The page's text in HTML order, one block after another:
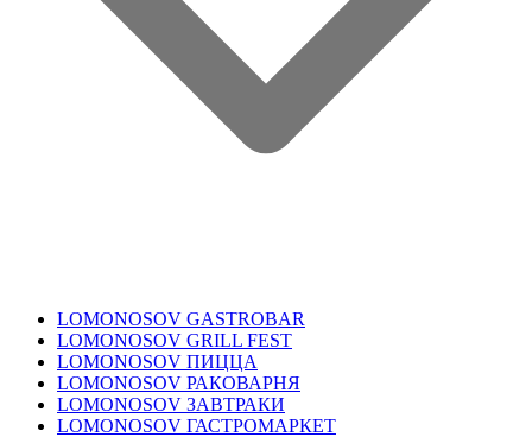
LOMONOSOV GASTROBAR
LOMONOSOV GRILL FEST
LOMONOSOV ПИЦЦА
LOMONOSOV РАКОВАРНЯ
LOMONOSOV ЗАВТРАКИ
LOMONOSOV ГАСТРОМАРКЕТ